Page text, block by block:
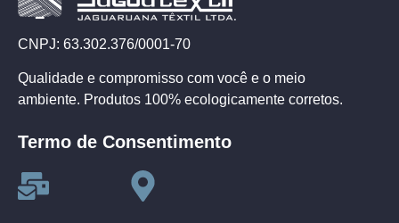
CNPJ: 63.302.376/0001-70
Qualidade e compromisso com você e o meio
ambiente. Produtos 100% ecologicamente corretos.
Termo de Consentimento